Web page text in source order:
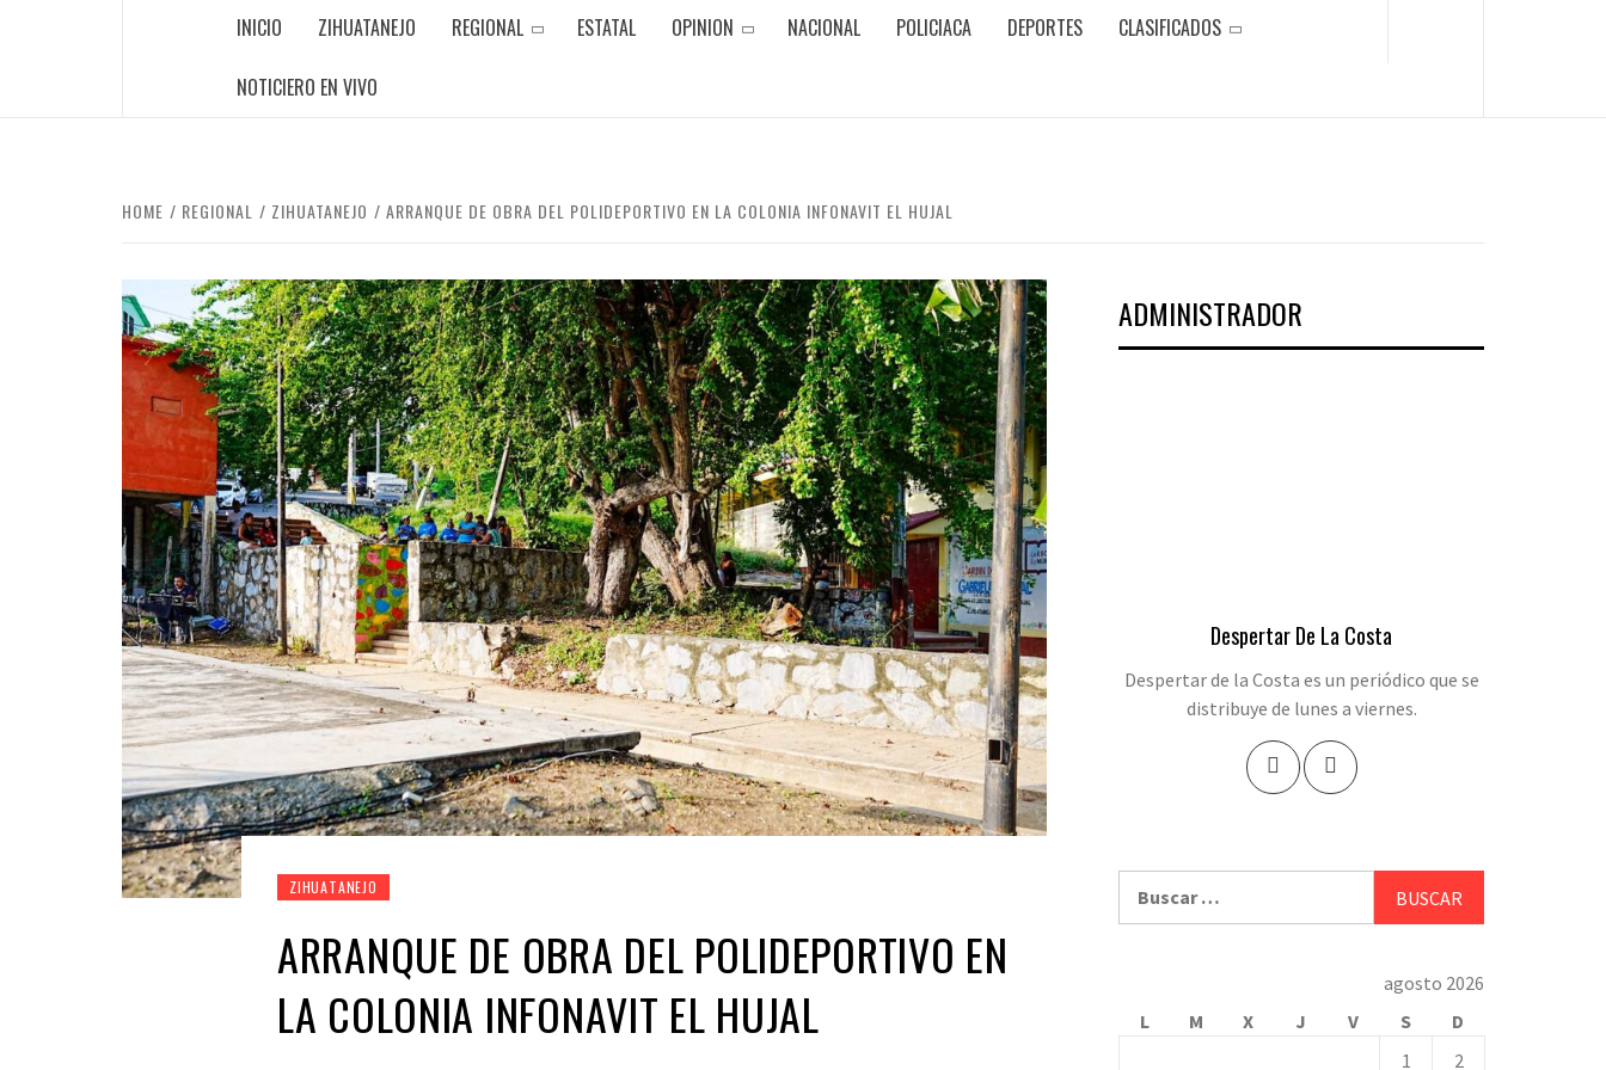
INICIO ZIHUATANEJO REGIONAL ESTATAL OPINION NACIONAL POLICIACA DEPORTES CLASIFICADOS
NOTICIERO EN VIVO
HOME REGIONAL ZIHUATANEJO ARRANQUE DE OBRA DEL POLIDEPORTIVO EN LA COLONIA INFONAVIT EL HUJAL
ZIHUATANEJO
ARRANQUE DE OBRA DEL POLIDEPORTIVO EN
LA COLONIA INFONAVIT EL HUJAL
ADMINISTRADOR
Despertar De La Costa
Despertar de la Costa es un periódico que se
distribuye de lunes a viernes.
agosto 2026
L
M X J V S
D
1
2